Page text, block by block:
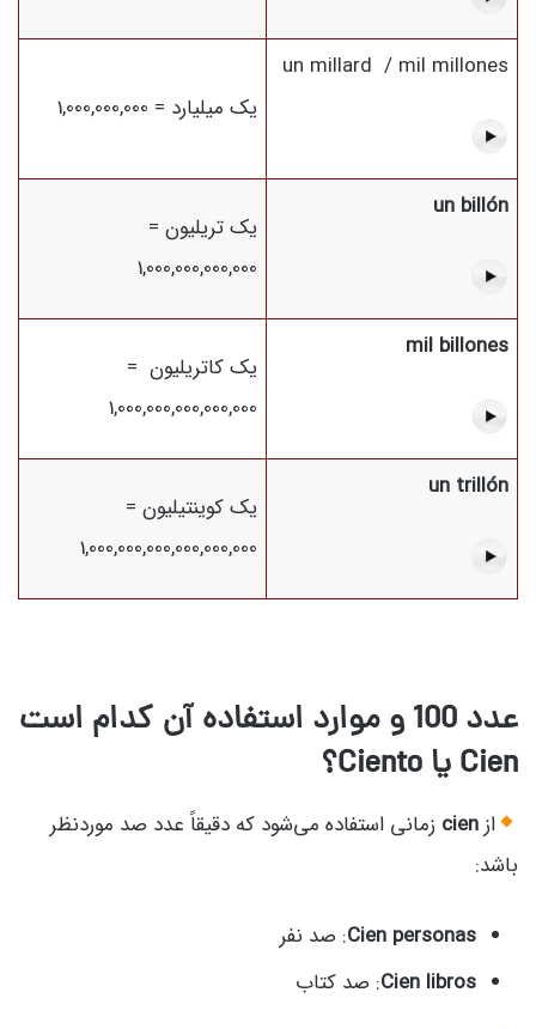
un millard / mil millones
یک میلیارد = 1,000,000,000
un billón
یک تریلیون =
1,000,000,000,000
mil billones
یک کاتریلیون =
1,000,000,000,000,000
un trillón
یک کوینتیلیون =
1,000,000,000,000,000,000
عدد 100 و موارد استفاده آن کدام است
Cien یا Ciento؟
ازcien
زمانی استفاده می‌شود که دقیقاً عدد صد موردنظر
باشد:
Cien personas: صد نفر
Cien libros: صد کتاب